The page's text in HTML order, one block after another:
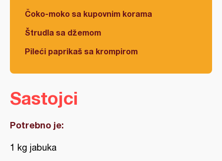
Čoko-moko sa kupovnim korama
Štrudla sa džemom
Pileći paprikaš sa krompirom
Sastojci
Potrebno je:
1 kg jabuka